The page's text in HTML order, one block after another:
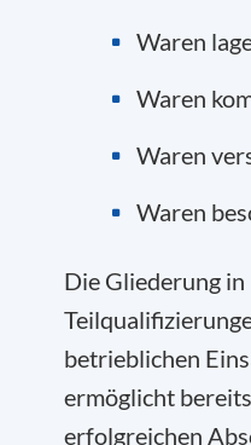
Waren
Waren
Waren
Waren
Die Gliederung in
betrieblichen
ermöglicht
erfolgreichen